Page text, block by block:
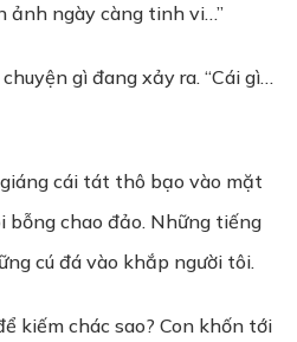
ảnh ngày càng tinh vi…”
gì đang xảy ra. “Cái gì…
cái tát thô bạo vào mặt
chao đảo. Những tiếng
cú đá vào khắp người tôi.
kiếm chác sao? Con khốn tới